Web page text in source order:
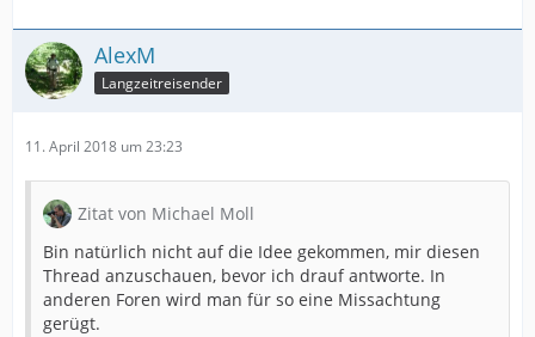
AlexM
Langzeitreisender
11. April 2018 um 23:23
Zitat von Michael Moll
Bin natürlich nicht auf die Idee gekommen, mir diesen
Thread anzuschauen, bevor ich drauf antworte. In
anderen Foren wird man für so eine Missachtung
gerügt.